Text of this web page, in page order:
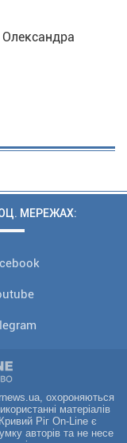
Олександра
МЕРЕЖАХ:
охороняються
матеріалів
Ріг On-Line є
авторів та не несе